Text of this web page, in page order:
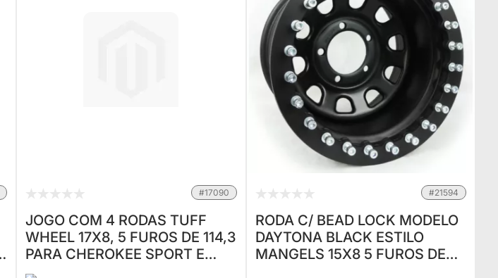
#17090
JOGO COM 4 RODAS TUFF
WHEEL 17X8, 5 FUROS DE 114,3
PARA CHEROKEE SPORT E
GRAND CHEROKEE 1998, 1999,
#21594
RODA C/ BEAD LOCK MODELO
DAYTONA BLACK ESTILO
MANGELS 15X8 5 FUROS DE